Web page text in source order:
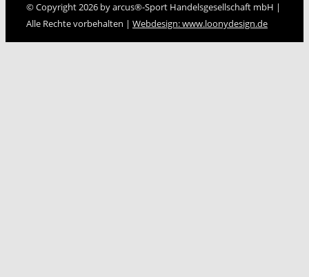
© Copyright 2026 by arcus®-Sport Handelsgesellschaft mbH |
Alle Rechte vorbehalten | Webdesign: www.loonydesign.de